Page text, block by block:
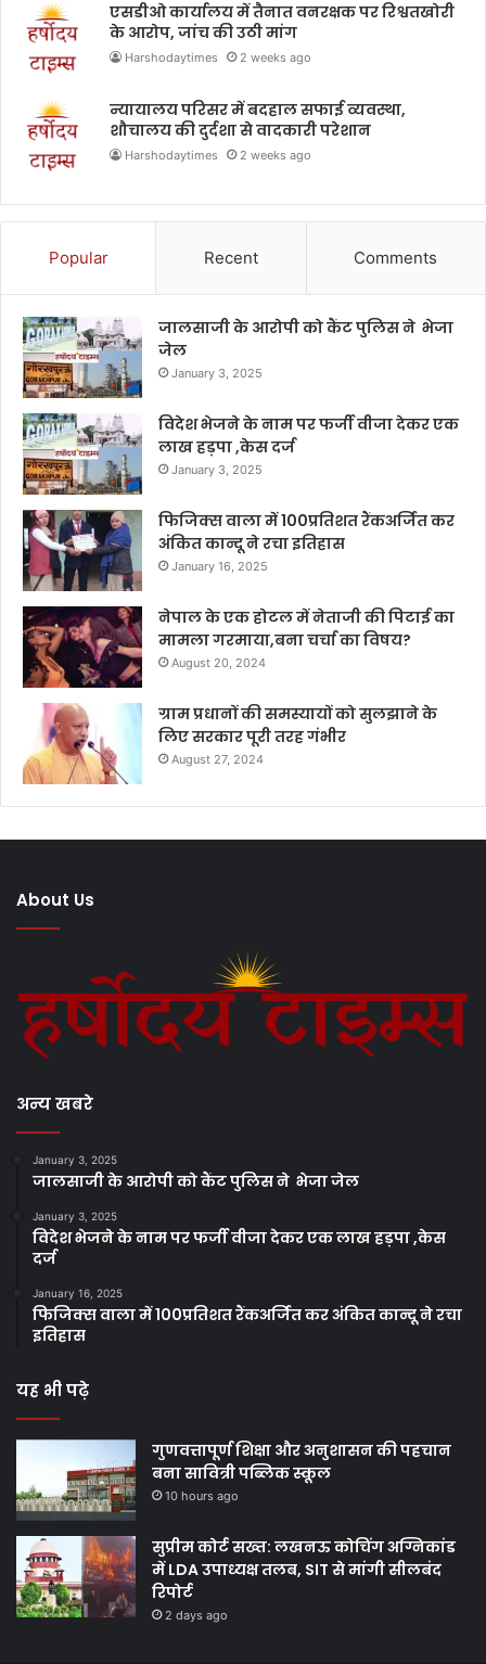
एसडीओ कार्यालय में तैनात वनरक्षक पर रिश्वतखोरी
के आरोप, जांच की उठी मांग
Harshodaytimes 2 weeks ago
न्यायालय परिसर में बदहाल सफाई व्यवस्था,
शौचालय की दुर्दशा से वादकारी परेशान
Harshodaytimes 2 weeks ago
Popular Recent Comments
जालसाजी के आरोपी को कैंट पुलिस ने भेजा
जेल
January 3, 2025
विदेश भेजने के नाम पर फर्जी वीजा देकर एक
लाख हड़पा ,केस दर्ज
January 3, 2025
फिजिक्स वाला में 100प्रतिशत रैंकअर्जित कर
अंकित कान्दू ने रचा इतिहास
January 16, 2025
नेपाल के एक होटल में नेताजी की पिटाई का
मामला गरमाया,बना चर्चा का विषय?
August 20, 2024
ग्राम प्रधानों की समस्यायों को सुलझाने के
लिए सरकार पूरी तरह गंभीर
August 27, 2024
About Us
अन्य खबरे
January 3, 2025
जालसाजी के आरोपी को कैंट पुलिस ने भेजा जेल
January 3, 2025
विदेश भेजने के नाम पर फर्जी वीजा देकर एक लाख हड़पा ,केस
दर्ज
January 16, 2025
फिजिक्स वाला में 100प्रतिशत रैंकअर्जित कर अंकित कान्दू ने रचा
इतिहास
यह भी पढ़े
गुणवत्तापूर्ण शिक्षा और अनुशासन की पहचान
बना सावित्री पब्लिक स्कूल
10 hours ago
सुप्रीम कोर्ट सख्त: लखनऊ कोचिंग अग्निकांड
में LDA उपाध्यक्ष तलब, SIT से मांगी सीलबंद
रिपोर्ट
2 days ago